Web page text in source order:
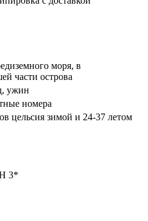
моря, в
части острова
ужин
номера
цельсия зимой и 24-37 летом
3*